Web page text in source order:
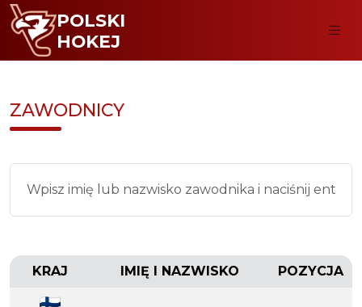
POLSKI
HOKEJ
ZAWODNICY
KRAJ IMIĘ I NAZWISKO POZYCJA